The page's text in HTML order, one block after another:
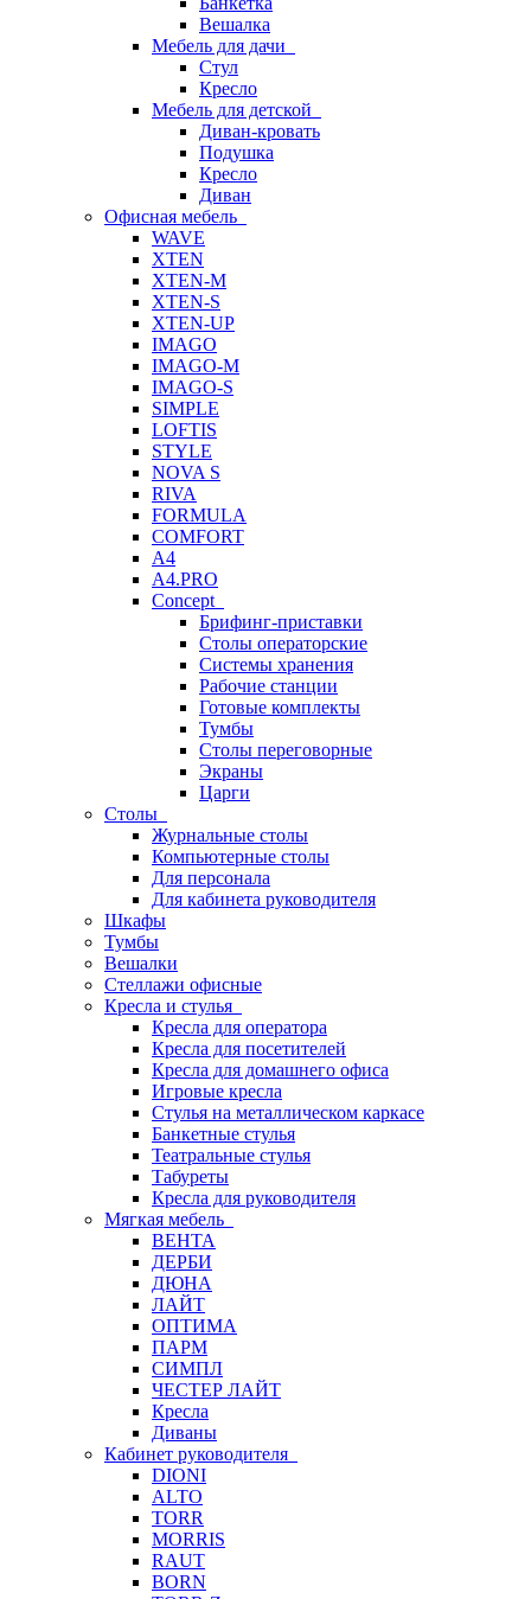
Вешалка
Мебель для дачи
Стул
Кресло
Мебель для детской
Диван-кровать
Подушка
Кресло
Диван
Офисная мебель
WAVE
XTEN
XTEN-M
XTEN-S
XTEN-UP
IMAGO
IMAGO-M
IMAGO-S
SIMPLE
LOFTIS
STYLE
NOVA S
RIVA
FORMULA
COMFORT
A4
A4.PRO
Concept
Брифинг-приставки
Столы операторские
Системы хранения
Рабочие станции
Готовые комплекты
Тумбы
Столы переговорные
Экраны
Царги
Столы
Журнальные столы
Компьютерные столы
Для персонала
Для кабинета руководителя
Шкафы
Тумбы
Вешалки
Стеллажи офисные
Кресла и стулья
Кресла для оператора
Кресла для посетителей
Кресла для домашнего офиса
Игровые кресла
Стулья на металлическом каркасе
Банкетные стулья
Театральные стулья
Табуреты
Кресла для руководителя
Мягкая мебель
ВЕНТА
ДЕРБИ
ДЮНА
ЛАЙТ
ОПТИМА
ПАРМ
СИМПЛ
ЧЕСТЕР ЛАЙТ
Кресла
Диваны
Кабинет руководителя
DIONI
ALTO
TORR
MORRIS
RAUT
BORN